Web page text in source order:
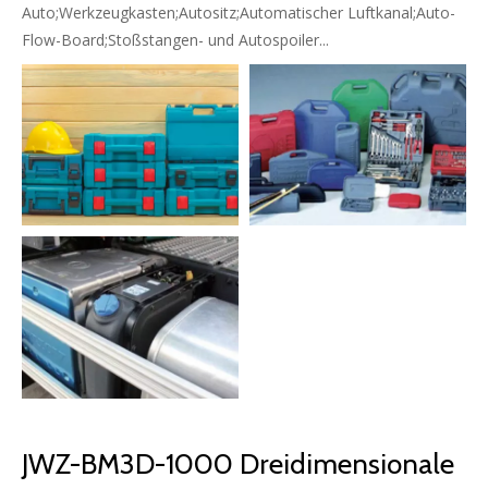
Auto;Werkzeugkasten;Autositz;Automatischer Luftkanal;Auto-
Flow-Board;Stoßstangen- und Autospoiler...
JWZ-BM3D-1000 Dreidimensionale